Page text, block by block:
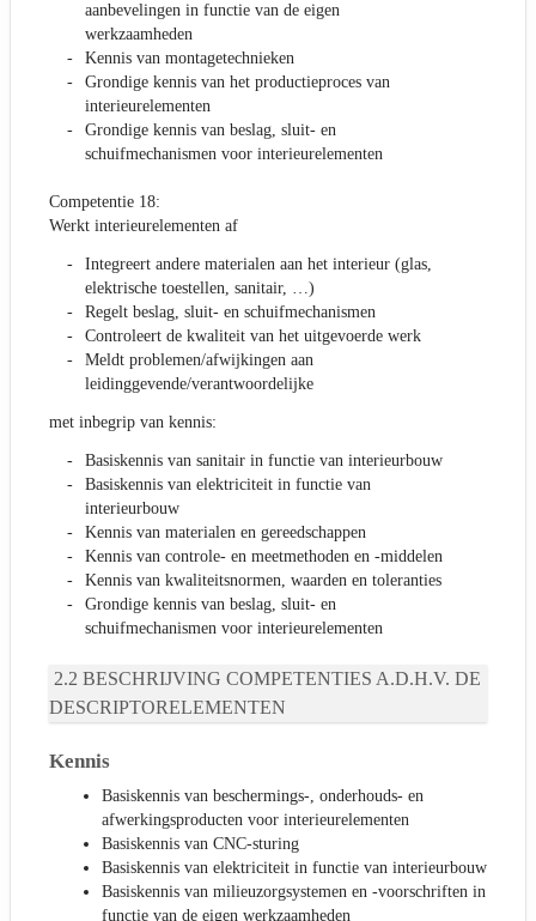
aanbevelingen in functie van de eigen
werkzaamheden
Kennis van montagetechnieken
Grondige kennis van het productieproces van
interieurelementen
Grondige kennis van beslag, sluit- en
schuifmechanismen voor interieurelementen
Competentie 18:
Werkt interieurelementen af
Integreert andere materialen aan het interieur (glas,
elektrische toestellen, sanitair, …)
Regelt beslag, sluit- en schuifmechanismen
Controleert de kwaliteit van het uitgevoerde werk
Meldt problemen/afwijkingen aan
leidinggevende/verantwoordelijke
met inbegrip van kennis:
Basiskennis van sanitair in functie van interieurbouw
Basiskennis van elektriciteit in functie van
interieurbouw
Kennis van materialen en gereedschappen
Kennis van controle- en meetmethoden en -middelen
Kennis van kwaliteitsnormen, waarden en toleranties
Grondige kennis van beslag, sluit- en
schuifmechanismen voor interieurelementen
BESCHRIJVING COMPETENTIES A.D.H.V. DE
DESCRIPTORELEMENTEN
Kennis
Basiskennis van beschermings-, onderhouds- en
afwerkingsproducten voor interieurelementen
Basiskennis van CNC-sturing
Basiskennis van elektriciteit in functie van interieurbouw
Basiskennis van milieuzorgsystemen en -voorschriften in
functie van de eigen werkzaamheden